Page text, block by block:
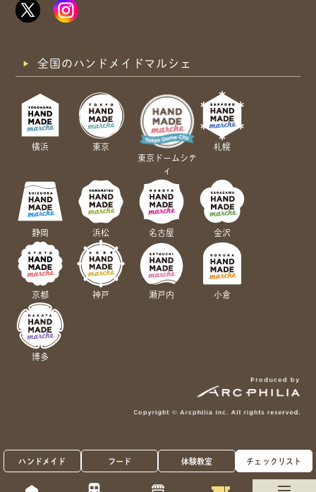
ハンドメイド フード 体験教室 チェックリスト
全国のハンドメイドマルシェ
横浜
東京
東京ドームシテ
ィ
札幌
静岡 浜松 名古屋 金沢
京都 神戸 瀬戸内 小倉
博多